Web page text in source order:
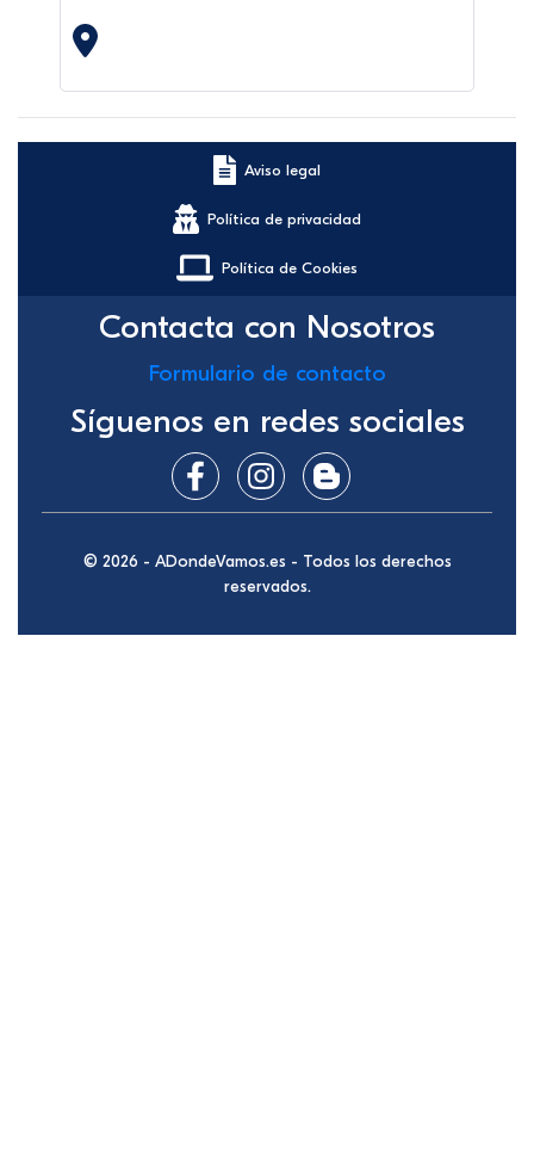
Aviso legal
Política de privacidad
Política de Cookies
Contacta con Nosotros
Formulario de contacto
Síguenos en redes sociales
© 2026 - ADondeVamos.es - Todos los derechos
reservados.